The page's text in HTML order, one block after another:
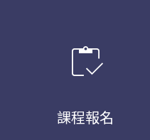
inventory
課程報名